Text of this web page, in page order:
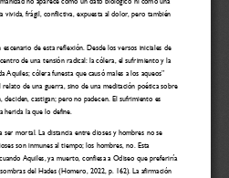
vivida frágil, conflictiva, expuesta al dolor, pero también
de esta reflexión. Desde los versos iniciales de
de una tensión radical: la cólera, el sufrimiento y la
Aquiles; cólera funesta que causó males a los aqueos”
relato de una guerra, sino de una meditación poética sobre
deciden, castigan; pero no padecen. El sufrimiento es
herida la que lo define.
ser mortal. La distancia entre dioses y hombres no se
son inmunes al tiempo; los hombres, no. Esta
Aquiles, ya muerto, confiesa a Odiseo que preferiría
del Hades (Homero, 2022, p. 162). La afirmación